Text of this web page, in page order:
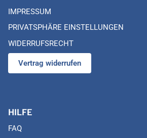
IMPRESSUM
PRIVATSPHÄRE EINSTELLUNGEN
WIDERRUFSRECHT
Vertrag widerrufen
HILFE
FAQ